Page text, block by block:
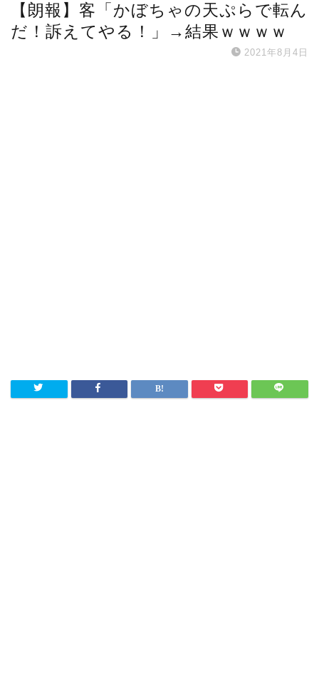
【朗報】客「かぼちゃの天ぷらで転ん
だ！訴えてやる！」→結果ｗｗｗｗ
2021年8月4日